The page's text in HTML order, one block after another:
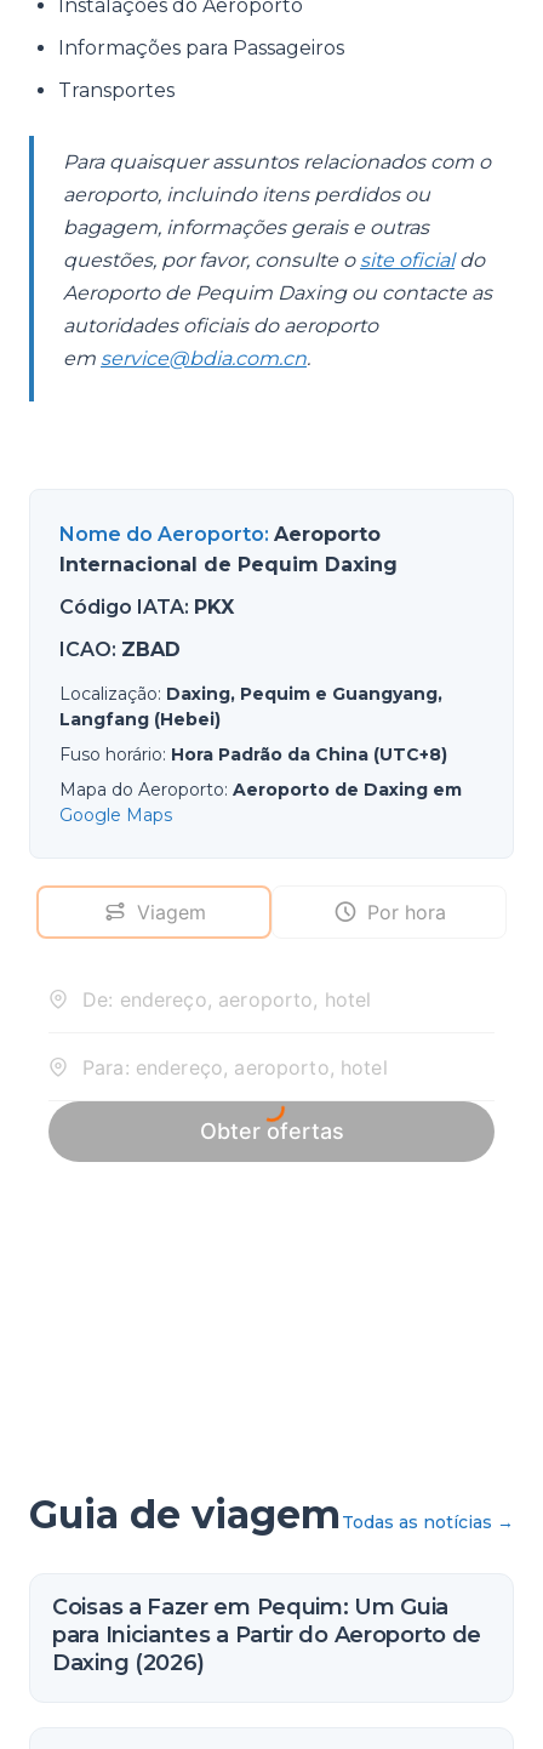
Instalações do Aeroporto
Informações para Passageiros
Transportes
Para quaisquer assuntos relacionados com o
aeroporto, incluindo itens perdidos ou
bagagem, informações gerais e outras
questões, por favor, consulte o site oficialdo
Aeroporto de Pequim Daxing ou contacte as
autoridades oficiais do aeroporto
em service@bdia.com.cn.
Nome do Aeroporto: Aeroporto
Internacional de Pequim Daxing
Código IATA: PKX
ICAO: ZBAD
Localização: Daxing, Pequim e Guangyang,
Langfang (Hebei)
Fuso horário: Hora Padrão da China (UTC+8)
Mapa do Aeroporto: Aeroporto de Daxing em
Google Maps
Guia de viagem Todas as notícias →
Coisas a Fazer em Pequim: Um Guia
para Iniciantes a Partir do Aeroporto de
Daxing (2026)